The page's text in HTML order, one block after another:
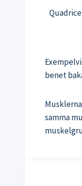
benet
samma